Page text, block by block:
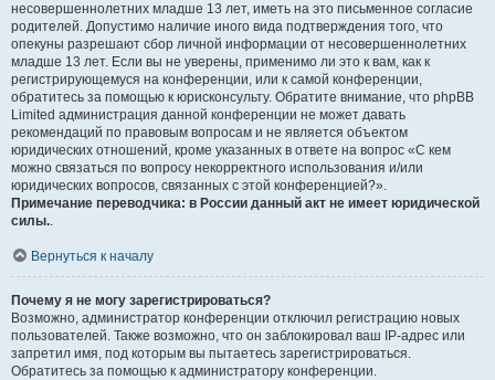
несовершеннолетних младше 13 лет, иметь на это письменное согласие
родителей. Допустимо наличие иного вида подтверждения того, что
опекуны разрешают сбор личной информации от несовершеннолетних
младше 13 лет. Если вы не уверены, применимо ли это к вам, как к
регистрирующемуся на конференции, или к самой конференции,
обратитесь за помощью к юрисконсульту. Обратите внимание, что phpBB
Limited администрация данной конференции не может давать
рекомендаций по правовым вопросам и не является объектом
юридических отношений, кроме указанных в ответе на вопрос «С кем
можно связаться по вопросу некорректного использования и/или
юридических вопросов, связанных с этой конференцией?».
Примечание переводчика: в России данный акт не имеет юридической
силы..
Вернуться к началу
Почему я не могу зарегистрироваться?
Возможно, администратор конференции отключил регистрацию новых
пользователей. Также возможно, что он заблокировал ваш IP-адрес или
запретил имя, под которым вы пытаетесь зарегистрироваться.
Обратитесь за помощью к администратору конференции.